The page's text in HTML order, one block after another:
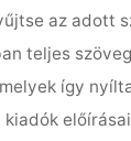
az adott
teljes
így
kiadók